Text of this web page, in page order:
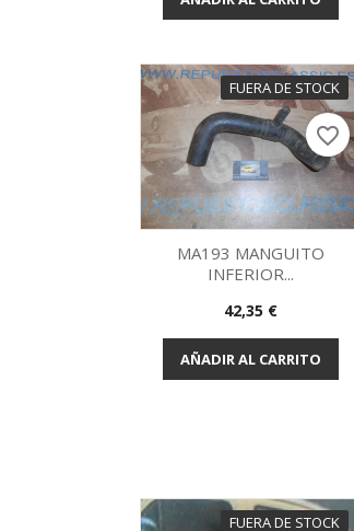
FUERA DE STOCK
Vista rápida
MA193 MANGUITO
INFERIOR...
Precio
42,35 €
AÑADIR AL CARRITO
favorite_border
FUERA DE STOCK